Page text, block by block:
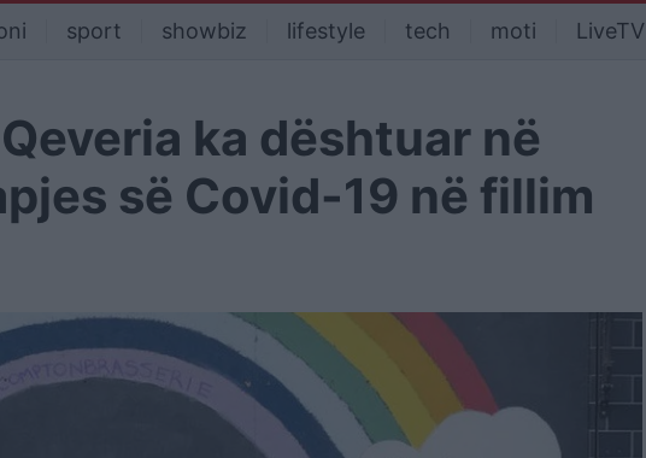
sport showbiz lifestyle tech moti LiveTV
ka dështuar në
së Covid-19 në fillim